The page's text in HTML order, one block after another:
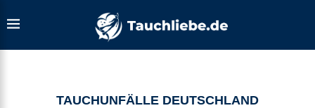
TAUCHUNFÄLLE DEUTSCHLAND